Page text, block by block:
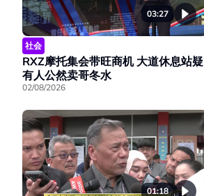
03:27
社会
RXZ摩托集会带旺商机 大道休息站疑
有人公然卖哥冬水
02/08/2026
01:18